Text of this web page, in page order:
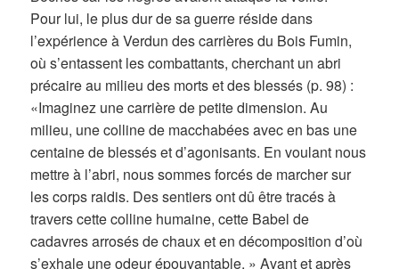
Pour lui, le plus dur de sa guerre réside dans
l’expérience à Verdun des carrières du Bois Fumin,
où s’entassent les combattants, cherchant un abri
précaire au milieu des morts et des blessés (p. 98) :
«Imaginez une carrière de petite dimension. Au
milieu, une colline de macchabées avec en bas une
centaine de blessés et d’agonisants. En voulant nous
mettre à l’abri, nous sommes forcés de marcher sur
les corps raidis. Des sentiers ont dû être tracés à
travers cette colline humaine, cette Babel de
cadavres arrosés de chaux et en décomposition d’où
s’exhale une odeur épouvantable. » Avant et après